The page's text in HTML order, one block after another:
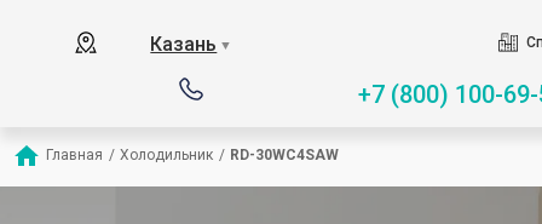
Казань ▼
+7 (800) 100-
Главная / Холодильник / RD-30WC4SAW